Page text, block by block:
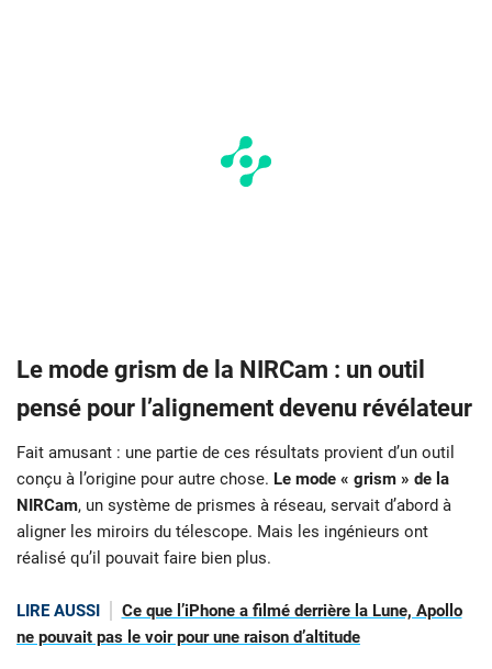
Le mode grism de la NIRCam : un outil
pensé pour l’alignement devenu révélateur
Fait amusant : une partie de ces résultats provient d’un outil
conçu à l’origine pour autre chose. Le mode « grism » de la
NIRCam, un système de prismes à réseau, servait d’abord à
aligner les miroirs du télescope. Mais les ingénieurs ont
réalisé qu’il pouvait faire bien plus.
LIRE AUSSI
Ce que l’iPhone a filmé derrière la Lune, Apollo
ne pouvait pas le voir pour une raison d’altitude